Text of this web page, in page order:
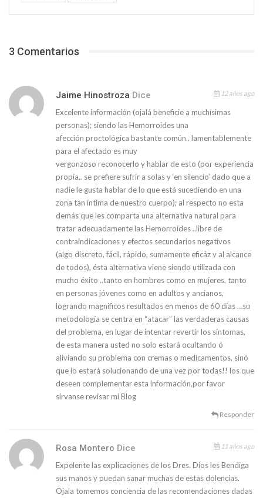
3 Comentarios
Jaime Hinostroza Dice 12 años ago
Excelente información (ojalá beneficie a muchísimas
personas); siendo las Hemorroides una
afección proctológica bastante común.. lamentablemente
para el afectado es muy
vergonzoso reconocerlo y hablar de esto (por experiencia
propia.. se prefiere sufrir a solas y ‘en silencio’ dado que a
nadie le gusta hablar de lo que está sucediendo en una
zona tan íntima de nuestro cuerpo); al respecto no esta
demás que les comparta una alternativa natural para
tratar adecuadamente las Hemorroides ..libre de
contraindicaciones y efectos secundarios negativos
(algo discreto, fácil, rápido, sumamente eficáz y al alcance
de todos), ésta alternativa viene siendo utilizada con
mucho éxito ..tanto en hombres como en mujeres, tanto
en personas jóvenes como en adultos y ancianos,
logrando magníficos resultados en menos de 60 días …su
metodología se centra en “atacar” las verdaderas causas
del problema, en lugar de intentar revertir los síntomas,
de esta manera usted no solo estará ocultando ó
aliviando su problema con cremas o medicamentos, sinó
que lo estará solucionando de una vez por todas!! los que
deseen complementar esta información,por favor
sírvanse revisar mi Blog
Responder
Rosa Montero Dice 11 años ago
Expelente las explicaciones de los Dres. Dios les Bendiga
sus manos y puedan sanar muchas de estas dolencias.
Ojala tomemos conciencia de las recomendaciones dadas